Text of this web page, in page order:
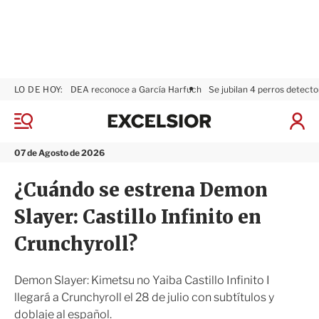
M
n
07 de Agosto de 2026
LO DE HOY: DEA reconoce a García Harfuch Se jubilan 4 perros
I
x
s
i
o
r
¿Cuándo se estrena Demon
Slayer: Castillo Infinito en
Crunchyroll?
Demon Slayer: Kimetsu no Yaiba Castillo Infinito I
llegará a Crunchyroll el 28 de julio con subtítulos y
doblaje al español.